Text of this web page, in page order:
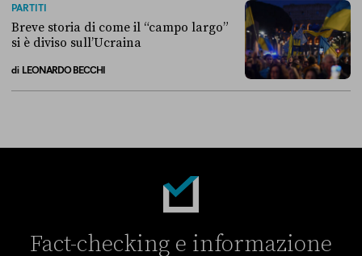
PARTITI
Breve storia di come il “campo largo”
si è diviso sull’Ucraina
di LEONARDO BECCHI
Fact-checking e informazione